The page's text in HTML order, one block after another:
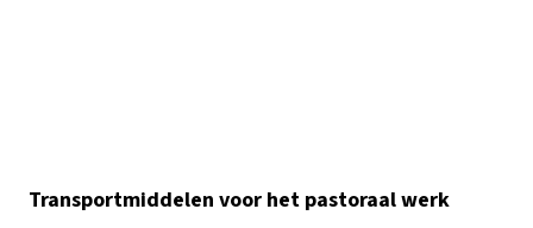
Transportmiddelen voor het pastoraal werk